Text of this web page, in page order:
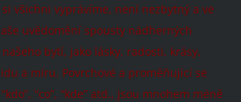
všichni vyprávíme, není nezbytný a ve
uvědomění spousty nádherných
bytí, jako lásky, radosti, krásy,
a míru. Povrchové a proměňující se
“co”, “kde” atd., jsou mnohem méně